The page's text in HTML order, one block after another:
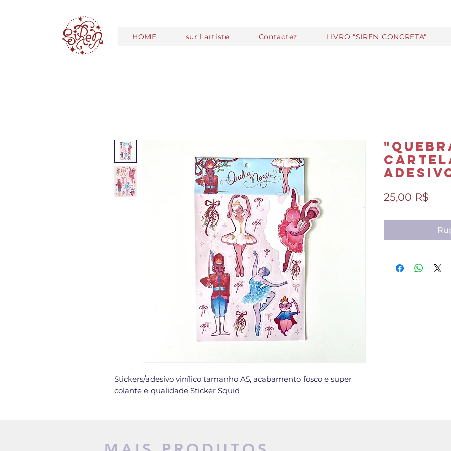
HOME sur l'artiste Contactez LIVRO "SIREN CONCRETA"
Stickers/adesivo vinílico tamanho A5, acabamento fosco e super
colante e qualidade Sticker Squid
25,00 R$